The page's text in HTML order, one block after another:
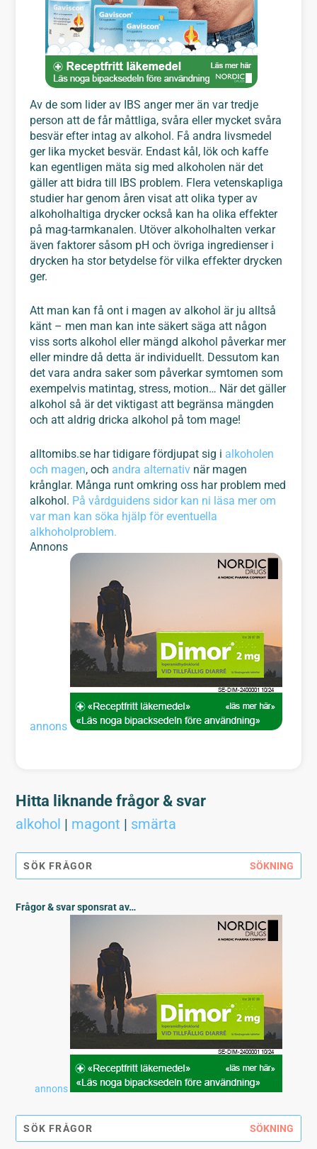
Av de som lider av IBS anger mer än var tredje
person att de får måttliga, svåra eller mycket svåra
besvär efter intag av alkohol. Få andra livsmedel
ger lika mycket besvär. Endast kål, lök och kaffe
kan egentligen mäta sig med alkoholen när det
gäller att bidra till IBS problem. Flera vetenskapliga
studier har genom åren visat att olika typer av
alkoholhaltiga drycker också kan ha olika effekter
på mag-tarmkanalen. Utöver alkoholhalten verkar
även faktorer såsom pH och övriga ingredienser i
drycken ha stor betydelse för vilka effekter drycken
ger.
Att man kan få ont i magen av alkohol är ju alltså
känt – men man kan inte säkert säga att någon
viss sorts alkohol eller mängd alkohol påverkar mer
eller mindre då detta är individuellt. Dessutom kan
det vara andra saker som påverkar symtomen som
exempelvis matintag, stress, motion… När det gäller
alkohol så är det viktigast att begränsa mängden
och att aldrig dricka alkohol på tom mage!
alltomibs.se har tidigare fördjupat sig i alkoholen
och magen, och andra alternativ när magen
krånglar. Många runt omkring oss har problem med
alkohol. På vårdguidens sidor kan ni läsa mer om
var man kan söka hjälp för eventuella
alkhoholproblem.
Annons
annons
Hitta liknande frågor & svar
alkohol | magont | smärta
Frågor & svar sponsrat av…
annons